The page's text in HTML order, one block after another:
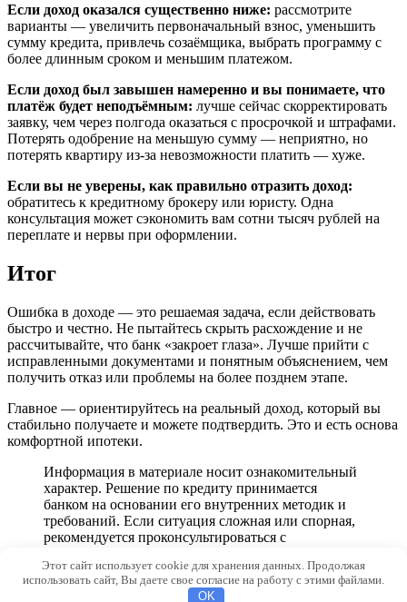
Если доход оказался существенно ниже: рассмотрите
варианты — увеличить первоначальный взнос, уменьшить
сумму кредита, привлечь созаёмщика, выбрать программу с
более длинным сроком и меньшим платежом.
Если доход был завышен намеренно и вы понимаете, что
платёж будет неподъёмным: лучше сейчас скорректировать
заявку, чем через полгода оказаться с просрочкой и штрафами.
Потерять одобрение на меньшую сумму — неприятно, но
потерять квартиру из-за невозможности платить — хуже.
Если вы не уверены, как правильно отразить доход:
обратитесь к кредитному брокеру или юристу. Одна
консультация может сэкономить вам сотни тысяч рублей на
переплате и нервы при оформлении.
Итог
Ошибка в доходе — это решаемая задача, если действовать
быстро и честно. Не пытайтесь скрыть расхождение и не
рассчитывайте, что банк «закроет глаза». Лучше прийти с
исправленными документами и понятным объяснением, чем
получить отказ или проблемы на более позднем этапе.
Главное — ориентируйтесь на реальный доход, который вы
стабильно получаете и можете подтвердить. Это и есть основа
комфортной ипотеки.
Информация в материале носит ознакомительный
характер. Решение по кредиту принимается
банком на основании его внутренних методик и
требований. Если ситуация сложная или спорная,
рекомендуется проконсультироваться с
© 2026 Archi-M.ru
Этот сайт использует cookie для хранения данных. Продолжая
использовать сайт, Вы даете свое согласие на работу с этими файлами.
OK